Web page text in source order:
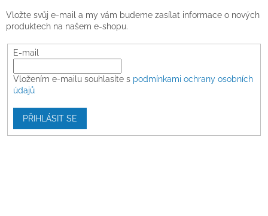
Vložte svůj e-mail a my vám budeme zasílat informace o nových
produktech na našem e-shopu.
E-mail
Vložením e-mailu souhlasíte s podmínkami ochrany osobních
údajů
PŘIHLÁSIT SE